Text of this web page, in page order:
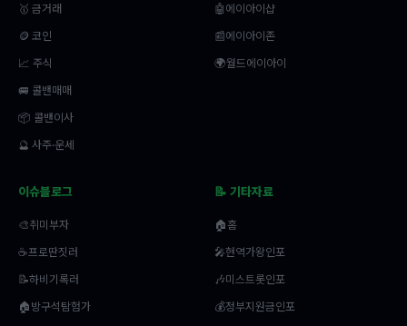
🥇 금거래
🪙 코인
📈 주식
🚐 콜밴매매
📦 콜밴이사
🔮 사주·운세
🤖에이아이샵
📰에이아이존
🌍월드에이아이
이슈블로그
🎨취미부자
☕프로딴짓러
📝하비기록러
🏠방구석탐험가
📝 기타자료
🏠홈
🎤현역가왕인포
🎶미스트롯인포
💰정부지원금인포